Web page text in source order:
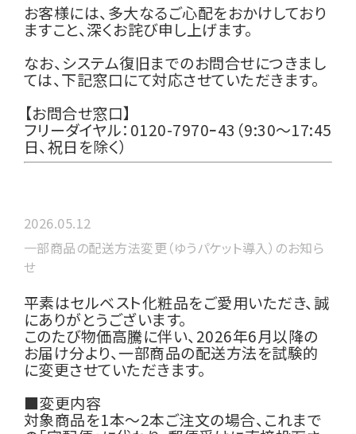
お客様には、多大なるご心配をおかけしており
ますこと、深くお詫び申し上げます。
なお、システム復旧までのお問合せにつきまし
ては、下記窓口にて対応させていただきます。
【お問合せ窓口】
フリーダイヤル：0120-7970ｰ43（9:30～17:45
日、祝日を除く）
2026.05.12
一部商品の配送方法変更（ゆうパケット導入）のお知ら
せ
平素はセルベスト化粧品をご愛用いただき、誠
にありがとうございます。
このたび物価高騰に伴い、2026年6月以降の
お届け分より、一部商品の配送方法を試験的
に変更させていただきます。
■変更内容
対象商品を1本〜2本ご注文の場合、これまで